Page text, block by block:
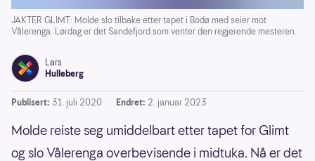
JAKTER GLIMT: Molde slo tilbake etter tapet i Bodø med seier mot
Vålerenga. Lørdag er det Sandefjord som venter den regjerende mesteren.
Lars
Hulleberg
Publisert: 31. juli 2020 Endret: 2. januar 2023
Molde reiste seg umiddelbart etter tapet for Glimt
og slo Vålerenga overbevisende i midtuka. Nå er det